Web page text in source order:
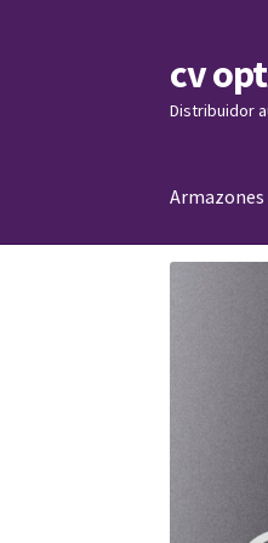
Skip
to
navigation
Skip
to
content
cv
Distribuidor